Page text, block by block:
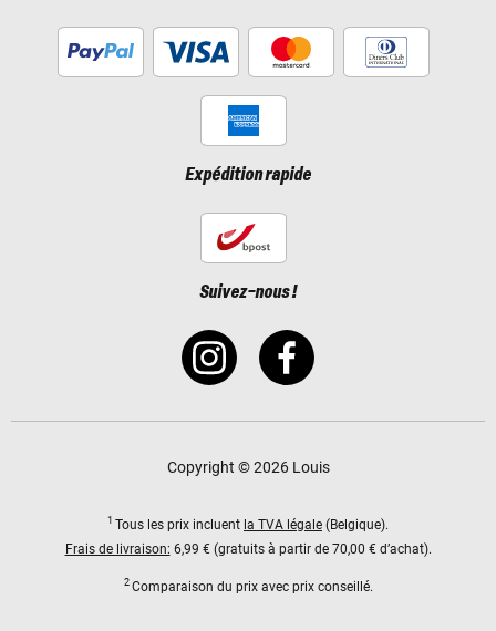
Expédition rapide
Suivez-nous !
Copyright © 2026 Louis
1 Tous les prix incluent la TVA légale (Belgique).
Frais de livraison: 6,99 € (gratuits à partir de 70,00 € d’achat).
2 Comparaison du prix avec prix conseillé.